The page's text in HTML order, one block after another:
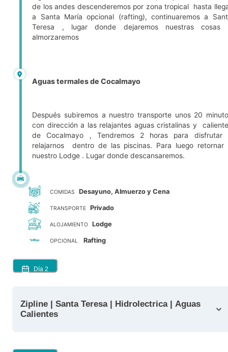
de los andes descenderemos por zona tropical hasta
a Santa María opcional (rafting), continuaremos a
Teresa , lugar donde dejaremos nuestras cosas
almorzaremos
Aguas termales de Cocalmayo
Después subiremos a nuestro transporte unos 20
con dirección a las relajantes aguas cristalinas y
de Cocalmayo , Tendremos 2 horas para disfrutar
relajarnos dentro de las piscinas. Para luego retornar
nuestro Lodge . Lugar donde descansaremos.
COMIDAS Desayuno, Almuerzo y Cena
TRANSPORTE Privado
ALOJAMIENTO Lodge
OPCIONAL Rafting
Día 2
Zipline | Santa Teresa | Hidrolectrica | Aguas
Calientes